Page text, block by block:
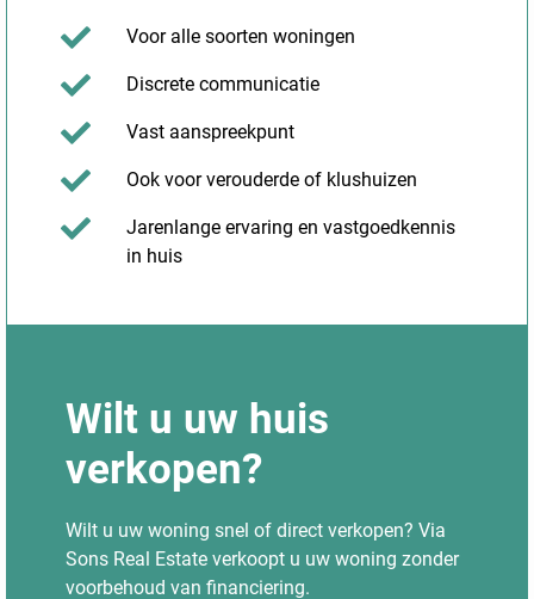
Voor alle soorten woningen
Discrete communicatie
Vast aanspreekpunt
Ook voor verouderde of klushuizen
Jarenlange ervaring en vastgoedkennis
in huis
Wilt u uw huis
verkopen?
Wilt u uw woning snel of direct verkopen? Via
Sons Real Estate verkoopt u uw woning zonder
voorbehoud van financiering.